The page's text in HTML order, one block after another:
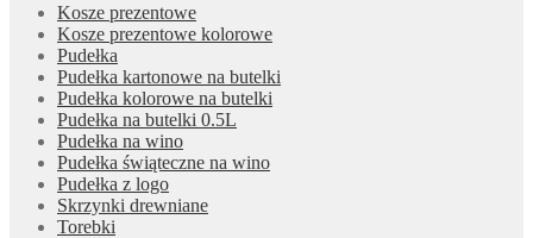
Kosze prezentowe
Kosze prezentowe kolorowe
Pudełka
Pudełka kartonowe na butelki
Pudełka kolorowe na butelki
Pudełka na butelki 0.5L
Pudełka na wino
Pudełka świąteczne na wino
Pudełka z logo
Skrzynki drewniane
Torebki